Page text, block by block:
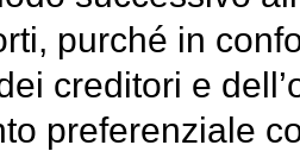
purché in
creditori e
preferenziale